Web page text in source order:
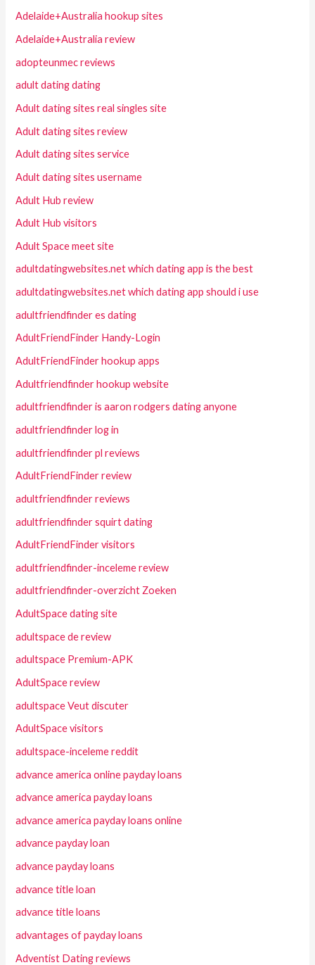
Adelaide+Australia hookup sites
Adelaide+Australia review
adopteunmec reviews
adult dating dating
Adult dating sites real singles site
Adult dating sites review
Adult dating sites service
Adult dating sites username
Adult Hub review
Adult Hub visitors
Adult Space meet site
adultdatingwebsites.net which dating app is the best
adultdatingwebsites.net which dating app should i use
adultfriendfinder es dating
AdultFriendFinder Handy-Login
AdultFriendFinder hookup apps
Adultfriendfinder hookup website
adultfriendfinder is aaron rodgers dating anyone
adultfriendfinder log in
adultfriendfinder pl reviews
AdultFriendFinder review
adultfriendfinder reviews
adultfriendfinder squirt dating
AdultFriendFinder visitors
adultfriendfinder-inceleme review
adultfriendfinder-overzicht Zoeken
AdultSpace dating site
adultspace de review
adultspace Premium-APK
AdultSpace review
adultspace Veut discuter
AdultSpace visitors
adultspace-inceleme reddit
advance america online payday loans
advance america payday loans
advance america payday loans online
advance payday loan
advance payday loans
advance title loan
advance title loans
advantages of payday loans
Adventist Dating reviews